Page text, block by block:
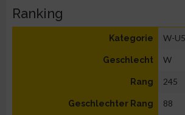
Ranking
Kategorie W-
Geschlecht W
Rang 245
Geschlechter Rang 88